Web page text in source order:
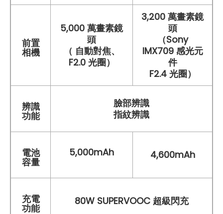
前置
相機
5,000 萬畫素鏡
頭
（ 自動對焦、
F2.0 光圈）
3,200 萬畫素鏡
頭
（Sony
IMX709 感光元
件
F2.4 光圈）
辨識
功能
臉部辨識
指紋辨識
電池
容量
5,000mAh 4,600mAh
充電
功能
80W SUPERVOOC 超級閃充